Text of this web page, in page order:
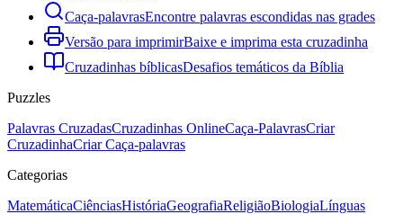
Caça-palavrasEncontre palavras escondidas nas grades
Versão para imprimirBaixe e imprima esta cruzadinha
Cruzadinhas bíblicasDesafios temáticos da Bíblia
Puzzles
Palavras CruzadasCruzadinhas OnlineCaça-PalavrasCriar
CruzadinhaCriar Caça-palavras
Categorias
MatemáticaCiênciasHistóriaGeografiaReligiãoBiologiaLínguas